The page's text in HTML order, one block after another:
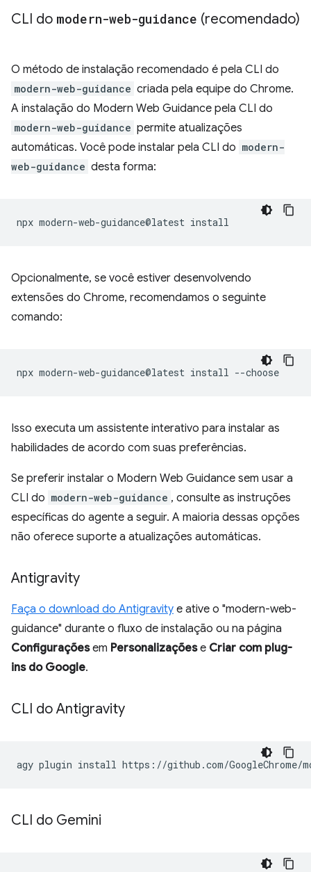
CLI do modern-web-guidance (recomendado)
O método de instalação recomendado é pela CLI do
modern-web-guidance criada pela equipe do Chrome.
A instalação do Modern Web Guidance pela CLI do
modern-web-guidance permite atualizações
automáticas. Você pode instalar pela CLI do modern-
web-guidance desta forma:
npx modern-web-guidance@latest
Opcionalmente, se você estiver desenvolvendo
extensões do Chrome, recomendamos o seguinte
comando:
npx modern-web-guidance@latest install
Isso executa um assistente interativo para instalar as
habilidades de acordo com suas preferências.
Se preferir instalar o Modern Web Guidance sem usar a
CLI do modern-web-guidance , consulte as instruções
específicas do agente a seguir. A maioria dessas opções
não oferece suporte a atualizações automáticas.
Antigravity
Faça o download do Antigravity e ative o "modern-web-
guidance" durante o fluxo de instalação ou na página
Configuraçõesem Personalizaçõese Criar com plug-
ins do Google.
CLI do Antigravity
agy plugin install
CLI do Gemini